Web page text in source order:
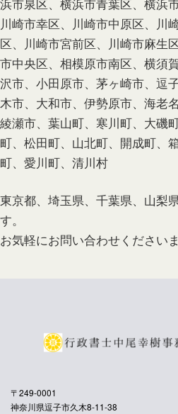
川崎市幸区、川崎市中原区、川
区、川崎市宮前区、川崎市麻生
市中央区、相模原市南区、横須
沢市、小田原市、茅ヶ崎市、逗
木市、大和市、伊勢原市、海老
綾瀬市、葉山町、寒川町、大磯
町、松田町、山北町、開成町、
町、愛川町、清川村
東京都、埼玉県、千葉県、山梨
す。
お気軽にお問い合わせくださいま
〒249-0001
神奈川県逗子市久木8-11-38